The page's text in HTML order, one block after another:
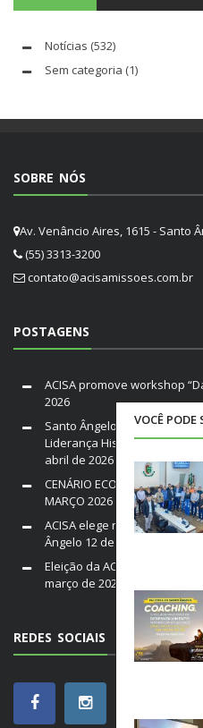
VOCÊ PODE
Notícias (532)
Sem categoria (1)
SOBRE NÓS
Av. Venâncio Aires, 1615 - Santo
(55) 3313-3200
contato@acisamissoes.com.br
POSTAGENS
ACISA promove workshop
2026
Santo Ângelo em Luto:
Liderança Histórica da
abril de 2026
CENÁRIO ECONÔMICO DO
MARÇO 2026
19 de março de
ACISA elege nova diretoria
Ângelo 12 de março de 2026
Eleição da ACISA Gestão
março de 2026
REDES SOCIAIS